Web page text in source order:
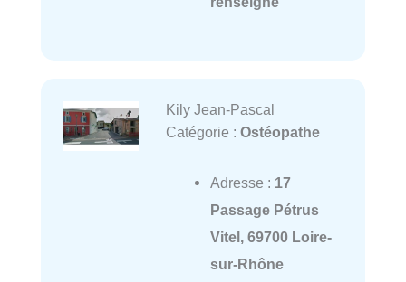
Kily Jean-Pascal
Catégorie : Ostéopathe
Adresse : 17
Passage Pétrus
Vitel, 69700 Loire-
sur-Rhône